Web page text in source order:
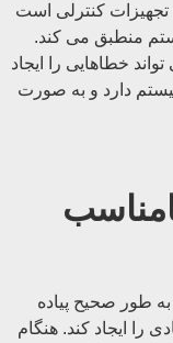
تجهیزات کنترلی است
منطبق می کند.
خطاهایی را ایجاد
دارد و به صورت
طور صحیح پیاده
را ایجاد کند. هنگام